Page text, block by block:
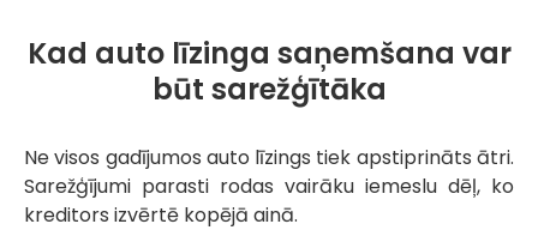
Kad auto līzinga saņemšana var
būt sarežģītāka
Ne visos gadījumos auto līzings tiek apstiprināts ātri.
Sarežģījumi parasti rodas vairāku iemeslu dēļ, ko
kreditors izvērtē kopējā ainā.